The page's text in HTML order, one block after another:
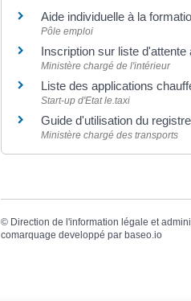
Aide individuelle à la
Pôle emploi
Inscription sur liste
Ministère chargé de l'intérieur
Liste des applications
Start-up d'Etat le.taxi
Guide d'utilisation du
Ministère chargé des transports
© Direction de l'information légale et
comarquage developpé parbaseo.io